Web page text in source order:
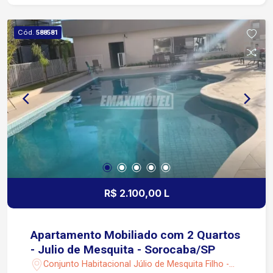
Cód. 588581
R$ 2.100,00 L
Apartamento Mobiliado com 2 Quartos
- Julio de Mesquita - Sorocaba/SP
Conjunto Habitacional Júlio de Mesquita Filho -